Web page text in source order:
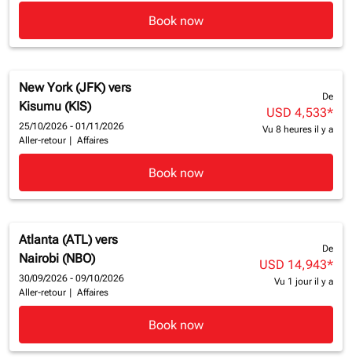
Book now
New York (JFK) vers
Kisumu (KIS)
25/10/2026 - 01/11/2026
Aller-retour
Affaires
De
USD 4,533*
Vu 8 heures il y a
Book now
Atlanta (ATL) vers
Nairobi (NBO)
30/09/2026 - 09/10/2026
Aller-retour
Affaires
De
USD 14,943*
Vu 1 jour il y a
Book now